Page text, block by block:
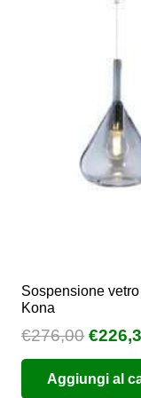
Sospensione
Kona
€276,00 Il
€
Aggiungi al